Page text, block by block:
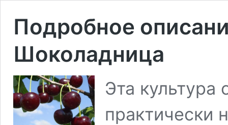
Подробное
Шоколадница
Эта
практически